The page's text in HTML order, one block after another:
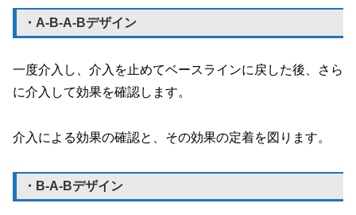
・A-B-A-Bデザイン
一度介入し、介入を止めてベースラインに戻した後、さら
に介入して効果を確認します。
介入による効果の確認と、その効果の定着を図ります。
・B-A-Bデザイン